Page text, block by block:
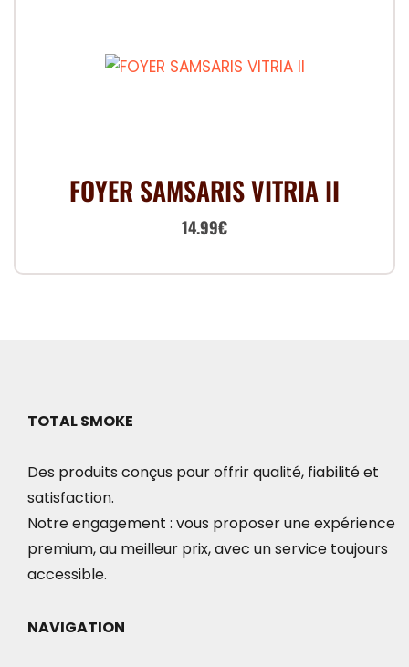
FOYER SAMSARIS VITRIA II
Le
14.99€Le
TOTAL SMOKE
Des produits conçus pour offrir qualité, fiabilité et
satisfaction.
Notre engagement : vous proposer une expérience
premium, au meilleur prix, avec un service toujours
accessible.
NAVIGATION